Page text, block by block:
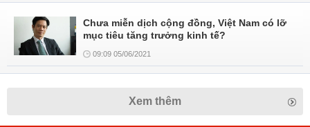
Chưa miễn dịch cộng đồng, Việt Nam có lỡ
mục tiêu tăng trưởng kinh tế?
09:09 05/06/2021
Xem thêm